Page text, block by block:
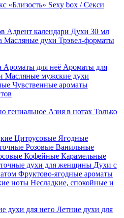
«Близость» Sexy box / Секси
Адвент календари Духи 30 мл
Масляные духи Трэвел-форматы
Ароматы для неё Ароматы для
Масляные мужские духи
Чувственные ароматы
гениальное Азия в нотах Только
Цитрусовые Ягодные
Розовые Ванильные
Кофейные Карамельные
духи для женщины Духи с
Фруктово-ягодные ароматы
ноты Несладкие, спокойные и
духи для него Летние духи для